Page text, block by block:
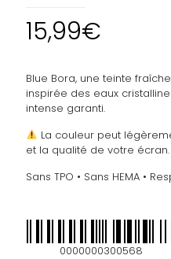
15,99€
Blue Bora, une teinte
inspirée des eaux
intense garanti.
La couleur peut
et la qualité de votre écran.
Sans TPO • Sans HEMA •
0000000300568